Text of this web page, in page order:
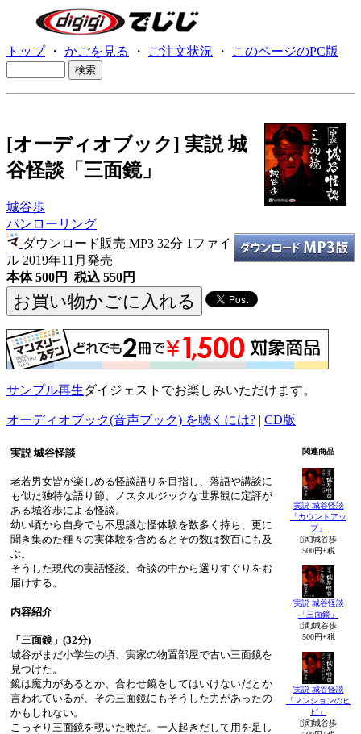
トップ・ かごを見る ・ ご注文状況 ・ このページのPC版
[オーディオブック] 実説 城
谷怪談「三面鏡」
城谷歩
パンローリング
ダウンロード販売 MP3 32分 1ファイ
ル 2019年11月発売
本体 500円 税込 550円
サンプル再生ダイジェストでお楽しみいただけます。
オーディオブック(音声ブック) を聴くには? | CD版
実説 城谷怪談
老若男女皆が楽しめる怪談語りを目指し、落語や講談に
も似た独特な語り節、ノスタルジックな世界観に定評が
ある城谷歩による怪談。
幼い頃から自身でも不思議な怪体験を数多く持ち、更に
聞き集めた種々の実体験を含めるとその数は数百にも及
ぶ。
そうした現代の実話怪談、奇談の中から選りすぐりをお
届けする。
内容紹介
「三面鏡」(32分)
城谷がまだ小学生の頃、実家の物置部屋で古い三面鏡を
見つけた。
鏡は魔力があるとか、合わせ鏡をしてはいけないだとか
言われているが、その三面鏡にもそうした力があったの
かもしれない。
こっそり三面鏡を覗いた晩だ。一人起きだして用を足し
関連商品
実説 城谷怪談
「カウントアッ
プ」
[演]城谷歩
500円+税
実説 城谷怪談
「三面鏡」
[演]城谷歩
500円+税
実説 城谷怪談
「マンションのヒ
ビ」
[演]城谷歩